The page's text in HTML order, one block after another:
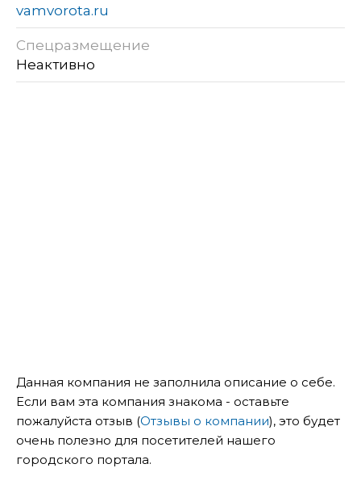
vamvorota.ru
Спецразмещение
Неактивно
Данная компания не заполнила описание о себе.
Если вам эта компания знакома - оставьте
пожалуйста отзыв (Отзывы о компании), это будет
очень полезно для посетителей нашего
городского портала.